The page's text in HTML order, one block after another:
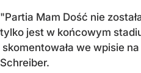
"Partia Mam Dość nie
tylko jest w końcowym
skomentowała we wpisie
Schreiber.